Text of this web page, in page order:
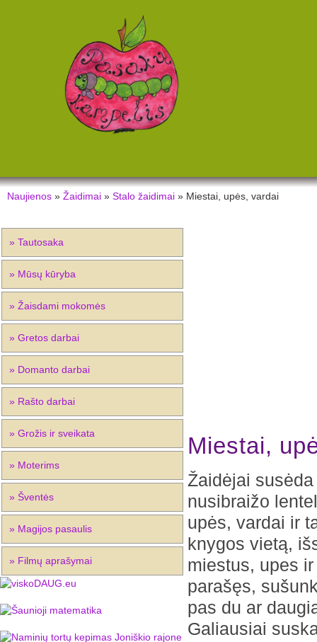
Naujienos » Žaidimai » Stalo žaidimai » Miestai, upės, vardai
» Tautosaka
» Mūsų kūryba
» Žaisdami mokomės
» Gretos darbai
» Domanto darbai
» Rašto darbai
» Grožis ir sveikata
» Moterims
» Šventės
» Magijos pasaulis
» Filmų aprašymai
Miestai,
Žaidėjai
nusibraižo
upės, vardai ir
knygos vietą,
miestus, upes
parašęs,
pas du ar
Galiausiai